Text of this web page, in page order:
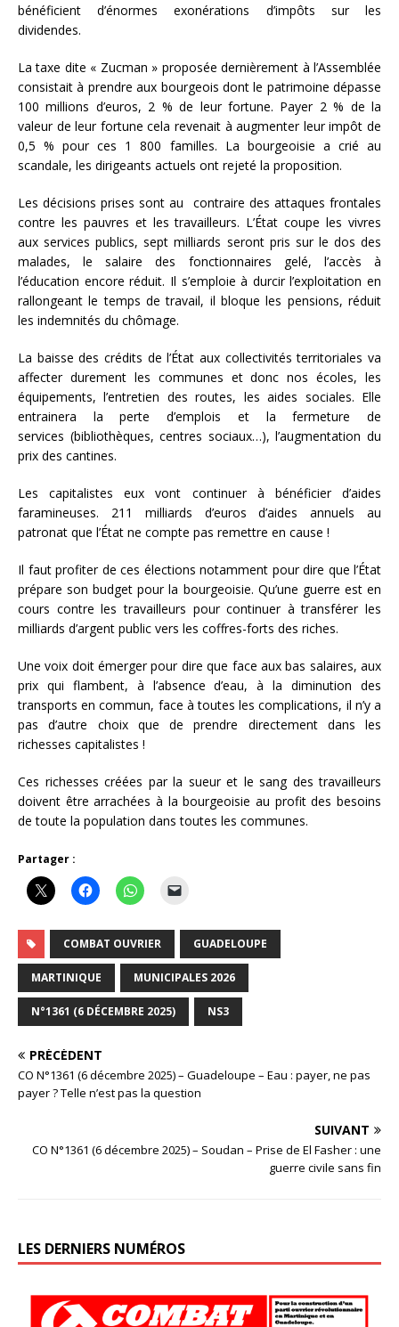
bénéficient d’énormes exonérations d’impôts sur les
dividendes.
La taxe dite « Zucman » proposée dernièrement à l’Assemblée
consistait à prendre aux bourgeois dont le patrimoine dépasse
100 millions d’euros, 2 % de leur fortune. Payer 2 % de la
valeur de leur fortune cela revenait à augmenter leur impôt de
0,5 % pour ces 1 800 familles. La bourgeoisie a crié au
scandale, les dirigeants actuels ont rejeté la proposition.
Les décisions prises sont au contraire des attaques frontales
contre les pauvres et les travailleurs. L’État coupe les vivres
aux services publics, sept milliards seront pris sur le dos des
malades, le salaire des fonctionnaires gelé, l’accès à
l’éducation encore réduit. Il s’emploie à durcir l’exploitation en
rallongeant le temps de travail, il bloque les pensions, réduit
les indemnités du chômage.
La baisse des crédits de l’État aux collectivités territoriales va
affecter durement les communes et donc nos écoles, les
équipements, l’entretien des routes, les aides sociales. Elle
entrainera la perte d’emplois et la fermeture de
services (bibliothèques, centres sociaux…), l’augmentation du
prix des cantines.
Les capitalistes eux vont continuer à bénéficier d’aides
faramineuses. 211 milliards d’euros d’aides annuels au
patronat que l’État ne compte pas remettre en cause !
Il faut profiter de ces élections notamment pour dire que l’État
prépare son budget pour la bourgeoisie. Qu’une guerre est en
cours contre les travailleurs pour continuer à transférer les
milliards d’argent public vers les coffres-forts des riches.
Une voix doit émerger pour dire que face aux bas salaires, aux
prix qui flambent, à l’absence d’eau, à la diminution des
transports en commun, face à toutes les complications, il n’y a
pas d’autre choix que de prendre directement dans les
richesses capitalistes !
Ces richesses créées par la sueur et le sang des travailleurs
doivent être arrachées à la bourgeoisie au profit des besoins
de toute la population dans toutes les communes.
Partager :
COMBAT OUVRIER GUADELOUPE
MARTINIQUE MUNICIPALES 2026
N°1361 (6 DÉCEMBRE 2025) NS3
PRÉCÉDENT
CO N°1361 (6 décembre 2025) – Guadeloupe – Eau : payer, ne pas
payer ? Telle n’est pas la question
SUIVANT
CO N°1361 (6 décembre 2025) – Soudan – Prise de El Fasher : une
guerre civile sans fin
LES DERNIERS NUMÉROS